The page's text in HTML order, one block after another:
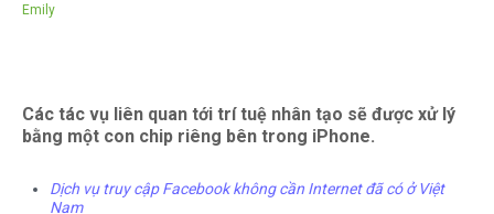
Emily
Các tác vụ liên quan tới trí tuệ nhân tạo sẽ được xử lý
bằng một con chip riêng bên trong iPhone.
Dịch vụ truy cập Facebook không cần Internet đã có ở Việt
Nam